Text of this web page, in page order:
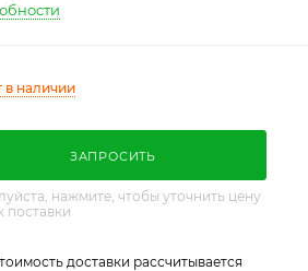
в наличии
ЗАПРОСИТЬ
нажмите, чтобы уточнить цену
поставки
доставки рассчитывается